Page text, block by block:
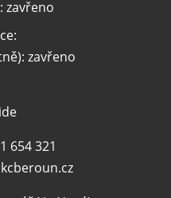
zavřeno
zavřeno
654 321